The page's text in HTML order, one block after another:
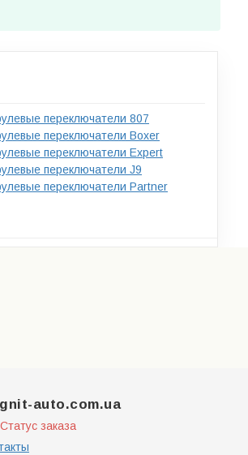
переключатели 807
переключатели Boxer
переключатели Expert
переключатели J9
переключатели Partner
auto.com.ua
Статус заказа